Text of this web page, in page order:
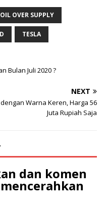
OIL OVER SUPPLY
TESLA
Bulan Juli 2020 ?
NEXT
Warna Keren, Harga 56
Juta Rupiah Saja
dan komen